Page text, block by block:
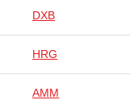
DXB
HRG
AMM